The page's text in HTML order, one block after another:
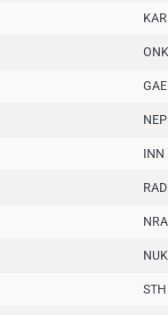
KAR
ONK
GAE
NEP
INN
RAD
NRA
NUK
STH